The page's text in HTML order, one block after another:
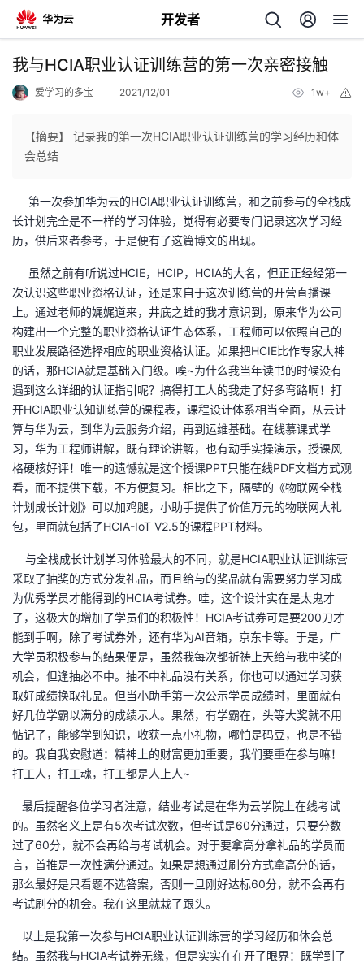
开发者
返
个
人
主
页
我
的
开
发
者
我
的
博
我
的
坛
我
圈
子
的
直
播
我
的
活
动
我
的
关
注
我
的
开
者
学
堂
我
我
的
我
支
持
我
的
我
我与HCIA职业认证训练营的第一次亲密接触
爱学习的多宝 2021/12/01 1w+
【摘要】 记录我的第一次HCIA职业认证训练营的学习经历和体
会总结
第一次参加华为云的HCIA职业认证训练营，和之前参与的全栈成
长计划完全是不一样的学习体验，觉得有必要专门记录这次学习经
历，供后来者参考，于是便有了这篇博文的出现。
虽然之前有听说过HCIE，HCIP，HCIA的大名，但正正经经第一
次认识这些职业资格认证，还是来自于这次训练营的开营直播课
上。通过老师的娓娓道来，井底之蛙的我才意识到，原来华为公司
构建出一个完整的职业资格认证生态体系，工程师可以依照自己的
职业发展路径选择相应的职业资格认证。如果把HCIE比作专家大神
的话，那HCIA就是基础入门级。唉~为什么我当年读书的时候没有
遇到这么详细的认证指引呢？搞得打工人的我走了好多弯路啊！打
开HCIA职业认知训练营的课程表，课程设计体系相当全面，从云计
算与华为云，到华为云服务介绍，再到运维基础。在线慕课式学
习，华为工程师讲解，既有理论讲解，也有动手实操演示，授课风
格硬核好评！唯一的遗憾就是这个授课PPT只能在线PDF文档方式观
看，而不提供下载，不方便复习。相比之下，隔壁的《物联网全栈
计划成长计划》可以加鸡腿，小助手提供了价值万元的物联网大礼
包，里面就包括了HCIA-IoT V2.5的课程PPT材料。
与全栈成长计划学习体验最大的不同，就是HCIA职业认证训练营
采取了抽奖的方式分发礼品，而且给与的奖品就有需要努力学习成
为优秀学员才能得到的HCIA考试券。哇，这个设计实在是太鬼才
了，这极大的增加了学员们的积极性！HCIA考试券可是要200刀才
能到手啊，除了考试券外，还有华为AI音箱，京东卡等。于是，广
大学员积极参与的结果便是，虽然我每次都祈祷上天给与我中奖的
机会，但逢抽必不中。抽不中礼品没有关系，你也可以通过学习获
取好成绩换取礼品。但当小助手第一次公示学员成绩时，里面就有
好几位学霸以满分的成绩示人。果然，有学霸在，头等大奖就不用
惦记了，能够学到知识，收获一点小礼物，哪怕是码豆，也是不错
的。我自我安慰道：精神上的财富更加重要，我们要重在参与嘛！
打工人，打工魂，打工都是人上人~
最后提醒各位学习者注意，结业考试是在华为云学院上在线考试
的。虽然名义上是有5次考试次数，但考试是60分通过，只要分数
过了60分，就不会再给与考试机会。对于要拿高分拿礼品的学员而
言，首推是一次性满分通过。如果是想通过刷分方式拿高分的话，
那么最好是只看题不选答案，否则一旦刚好达标60分，就不会再有
考试刷分的机会。我在这里就栽了跟头。
以上是我第一次参与HCIA职业认证训练营的学习经历和体会总
结。虽然我与HCIA考试券无缘，但是实实在在开了眼界：既学到了